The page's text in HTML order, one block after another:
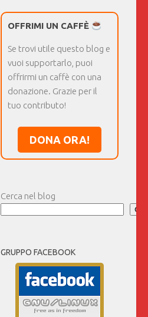
OFFRIMI UN CAFFÈ
Se trovi utile questo blog e
vuoi supportarlo, puoi
offrirmi un caffè con una
donazione. Grazie per il
tuo contributo!
DONA ORA!
Cerca nel blog
GRUPPO FACEBOOK